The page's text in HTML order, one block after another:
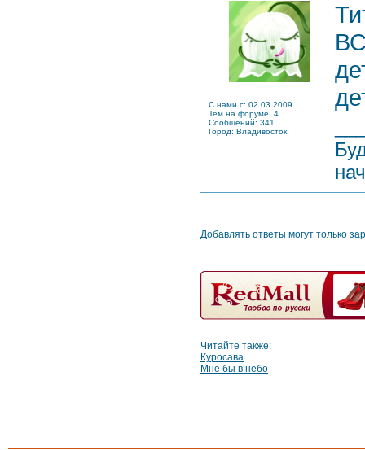
C нами с: 02.03.2009
Тем на форуме: 4
Сообщений: 341
Город: Владивосток
Добавлять ответы могут только
Читайте также:
Куросава
Мне бы в небо